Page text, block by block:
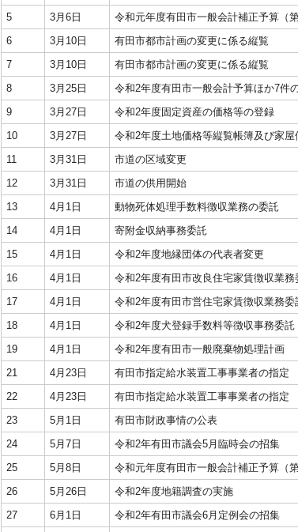
5
3月6日 令和元年度有田市一般会計補正予算（
6
3月10日 有田市都市計画の変更に係る縦覧
7
3月10日 有田市都市計画の変更に係る縦覧
8
3月25日 令和2年度有田市一般会計予算ほか7件
9
3月27日 令和2年度固定資産の価格等の登録
10
3月27日 令和2年度土地価格等縦覧帳簿及び家
11
3月31日 市道の区域変更
12
3月31日 市道の供用開始
13
4月1日 動物死体処理手数料徴収業務の委託
14
4月1日 寄附金収納事務委託
15
4月1日 令和2年度地縁団体の代表者変更
16
4月1日 令和2年度有田市改良住宅家賃徴収業務
17
4月1日 令和2年度有田市営住宅家賃徴収業務委
18
4月1日 令和2年度犬登録手数料等徴収事務委託
19
4月1日 令和2年度有田市一般廃棄物処理計画
21
4月23日 有田市指定給水装置工事事業者の指定
22
4月23日 有田市指定給水装置工事事業者の指定
23
5月1日 有田市財政事情の公表
24
5月7日 令和2年有田市議会5月臨時会の招集
25
5月8日 令和元年度有田市一般会計補正予算（
26
5月26日 令和2年度地籍調査の実施
27
6月1日 令和2年有田市議会6月定例会の招集